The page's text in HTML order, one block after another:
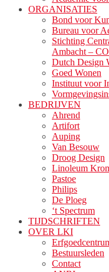
ORGANISATIES
Bond voor
Bureau voor
Stichting
Ambacht –
Dutch Design
Goed Wonen
Instituut voor
BEDRIJVEN
Ahrend
Artifort
Auping
Van Besouw
Droog Design
Linoleum
Pastoe
Philips
De Ploeg
‘t Spectrum
TIJDSCHRIFTEN
OVER LKI
Bestuursleden
Contact